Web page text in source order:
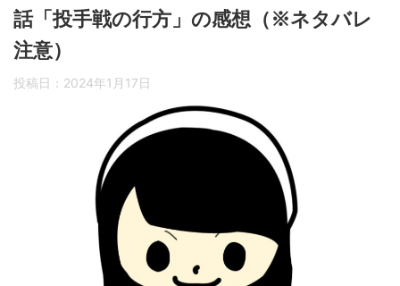
話「投手戦の行方」の感想（※ネタバレ
注意）
投稿日： 2024年1月17日